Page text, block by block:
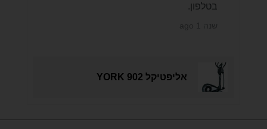
בטלפון.
אליפטיקל YORK 902